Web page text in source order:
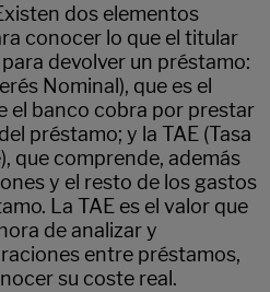
dos elementos
conocer lo que el titular
devolver un préstamo:
Nominal), que es el
el banco cobra por prestar
préstamo; y la TAE (Tasa
que comprende, además
y el resto de los gastos
La TAE es el valor que
de analizar y
entre préstamos,
su coste real.